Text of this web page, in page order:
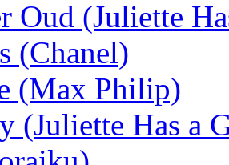
Oud (Juliette
(Chanel)
(Max Philip)
(Juliette Has a